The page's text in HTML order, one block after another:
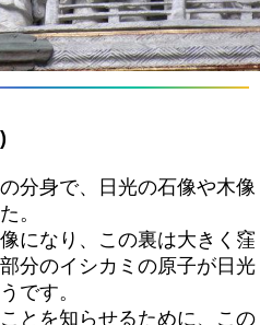
分身で、日光の石像や木像
。
になり、この裏は大きく窪
分のイシカミの原子が日光
です。
とを知らせるために、この